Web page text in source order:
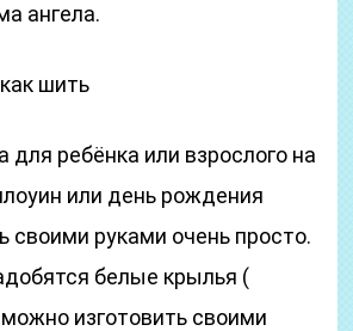
ангела.
шить
для ребёнка или взрослого на
или день рождения
своими руками очень просто.
белые крылья (
изготовить своими